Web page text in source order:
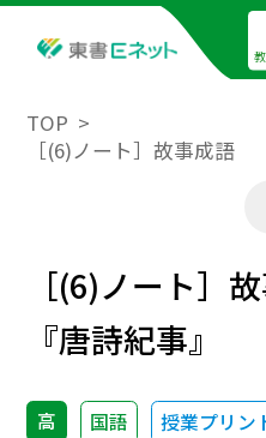
TOP
［(6)ノート］故事成語
［(6)ノート
『唐詩紀事』
高 国語 授業プリン